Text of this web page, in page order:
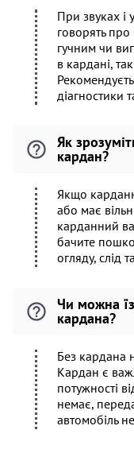
При звуках і
говорять
гучним чи
в кардані,
діагностики
Як
кардан?
Якщо
або має
карданний
бачите
огляду, слід
Чи можна
кардана?
Без кардана
Кардан є
потужності
немає,
автомобіль